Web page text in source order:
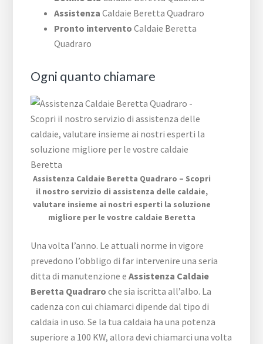
Assistenza Caldaie Beretta Quadraro
Pronto intervento Caldaie Beretta
Quadraro
Ogni quanto chiamare
Assistenza Caldaie Beretta Quadraro – Scopri
il nostro servizio di assistenza delle caldaie,
valutare insieme ai nostri esperti la soluzione
migliore per le vostre caldaie Beretta
Una volta l’anno. Le attuali norme in vigore
prevedono l’obbligo di far intervenire una seria
ditta di manutenzione eAssistenza Caldaie
Beretta Quadraro che sia iscritta all’albo. La
cadenza con cui chiamarci dipende dal tipo di
caldaia in uso. Se la tua caldaia ha una potenza
superiore a 100 KW, allora devi chiamarci una volta